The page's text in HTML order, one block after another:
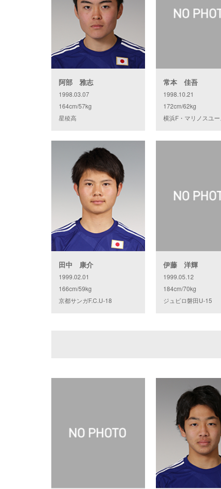
阿部 雅志
1998.03.07
164cm/57kg
星稜高
常本 佳吾
1998.10.21
172cm/62kg
横浜F・マリノスユ
田中 康介
1999.02.01
166cm/59kg
京都サンガF.C.U-18
伊藤 洋輝
1999.05.12
184cm/70kg
ジュビロ磐田U-15